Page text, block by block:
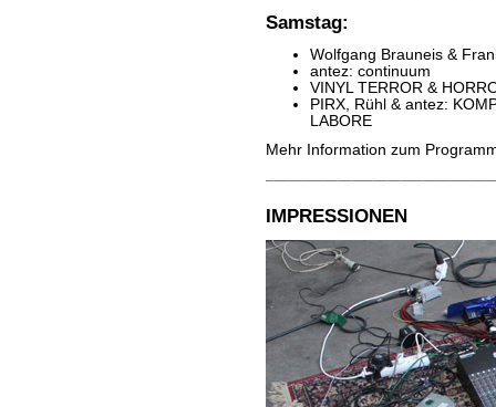
Samstag:
Wolfgang Brauneis &
antez: continuum
VINYL TERROR &
PIRX, Rühl & antez:
LABORE
Mehr Information zum
IMPRESSIONEN